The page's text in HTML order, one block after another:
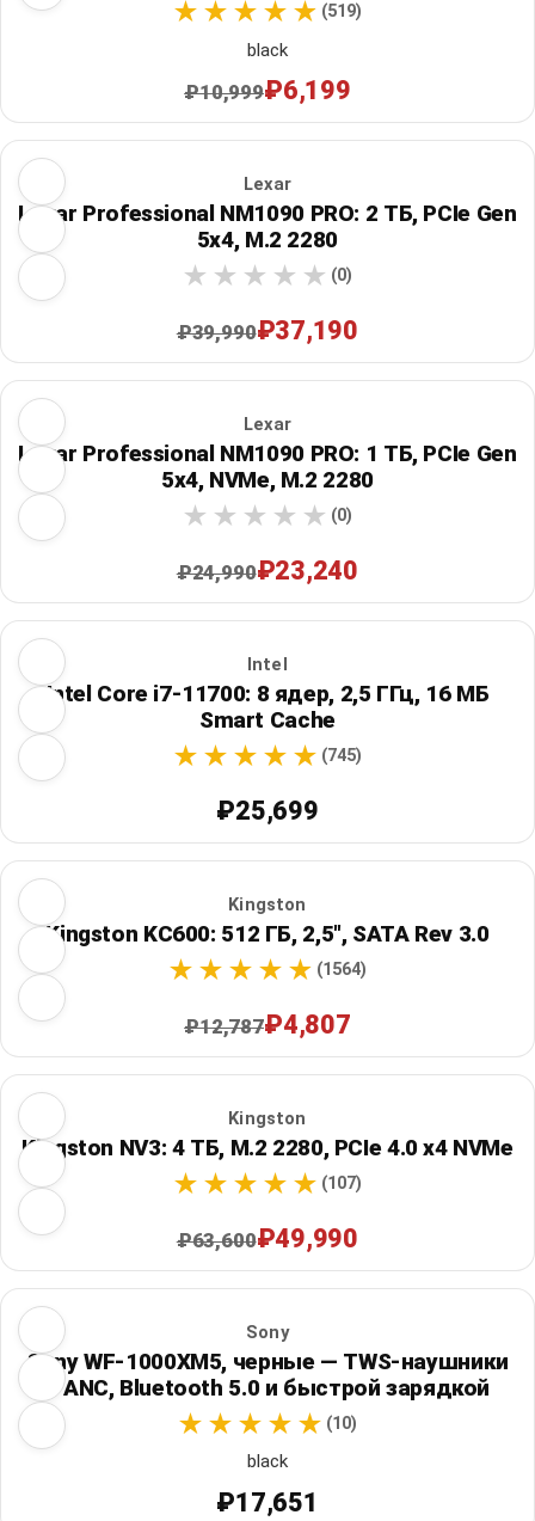
(519)
black
₽10,999₽6,199
Lexar
Lexar Professional NM1090 PRO: 2 ТБ, PCIe Gen
5x4, M.2 2280
(0)
₽39,990₽37,190
Lexar
Lexar Professional NM1090 PRO: 1 ТБ, PCIe Gen
5x4, NVMe, M.2 2280
(0)
₽24,990₽23,240
Intel
Intel Core i7-11700: 8 ядер, 2,5 ГГц, 16 МБ
Smart Cache
(745)
₽25,699
Kingston
Kingston KC600: 512 ГБ, 2,5", SATA Rev 3.0
(1564)
₽12,787₽4,807
Kingston
Kingston NV3: 4 ТБ, M.2 2280, PCIe 4.0 x4 NVMe
(107)
₽63,600₽49,990
Sony
Sony WF-1000XM5, черные — TWS-наушники
с ANC, Bluetooth 5.0 и быстрой зарядкой
(10)
black
₽17,651